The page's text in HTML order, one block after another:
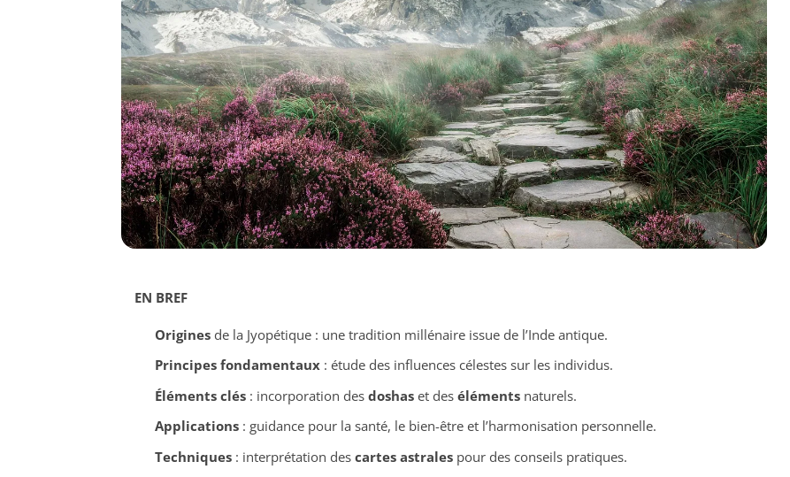
EN BREF
Originesde la Jyopétique : une tradition millénaire issue de l’Inde antique.
Principes fondamentaux: étude des influences célestes sur les individus.
Éléments clés: incorporation des doshaset des élémentsnaturels.
Applications: guidance pour la santé, le bien-être et l’harmonisation personnelle.
Techniques: interprétation des cartes astralespour des conseils pratiques.